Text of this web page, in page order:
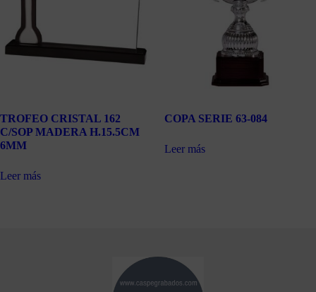
TROFEO CRISTAL 162
C/SOP MADERA H.15.5CM
6MM
Leer más
COPA SERIE 63-084
Leer más